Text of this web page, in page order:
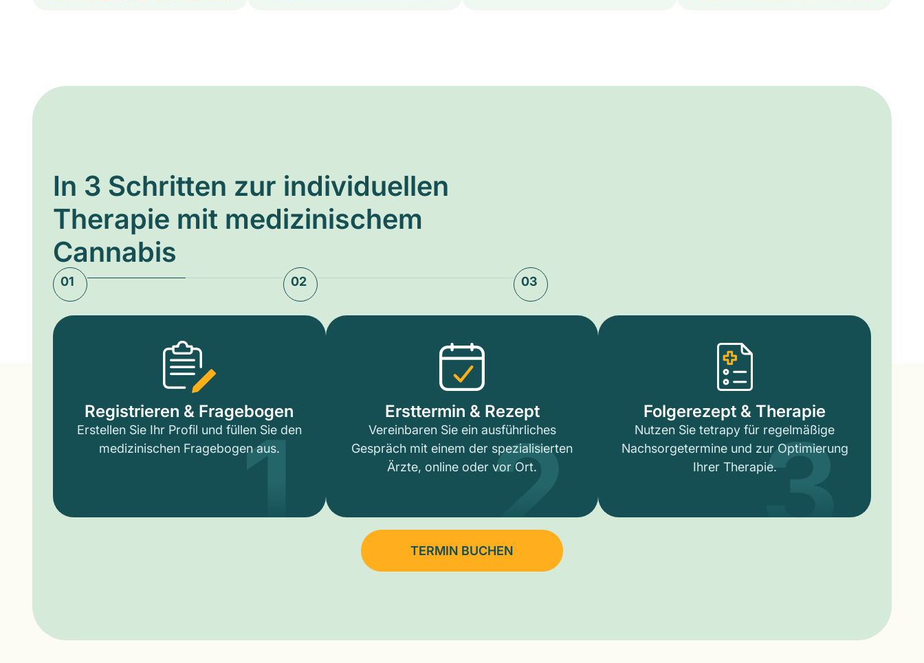
In 3 Schritten zur individuellen
Therapie mit medizinischem
Cannabis
01 02 03
Registrieren & Fragebogen
Erstellen Sie Ihr Profil und füllen Sie den
medizinischen Fragebogen aus.
1 Ersttermin & Rezept
Vereinbaren Sie ein ausführliches
Gespräch mit einem der spezialisierten
Ärzte, online oder vor Ort.
2 Folgerezept & Therapie
Nutzen Sie tetrapy für regelmäßige
Nachsorgetermine und zur Optimierung
Ihrer Therapie.3
TERMIN BUCHEN